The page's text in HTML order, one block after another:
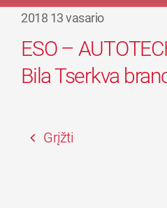
2018 13 vasario
ESO –
Bila Tserkva
Grįžti